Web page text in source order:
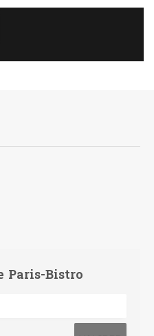
Paris-Bistro